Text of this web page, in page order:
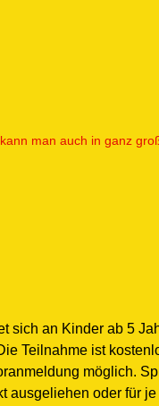
sich an Kinder ab 5
Teilnahme ist
möglich.
ausgeliehen oder für